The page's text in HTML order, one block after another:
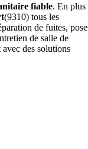
fiable. En plus
(9310) tous les
de fuites, pose
de salle de
des solutions